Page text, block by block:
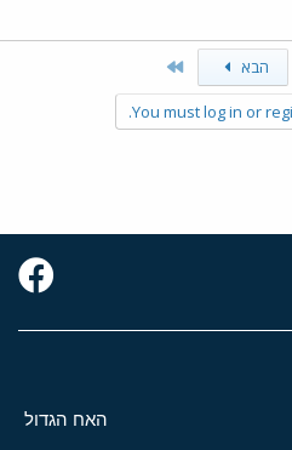
הבא
You must log in or
האח הגדול